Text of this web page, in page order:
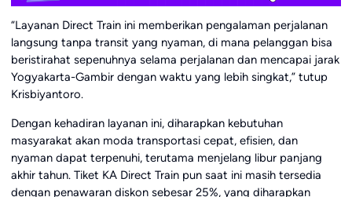
“Layanan Direct Train ini memberikan pengalaman perjalanan
langsung tanpa transit yang nyaman, di mana pelanggan bisa
beristirahat sepenuhnya selama perjalanan dan mencapai jarak
Yogyakarta-Gambir dengan waktu yang lebih singkat,” tutup
Krisbiyantoro.
Dengan kehadiran layanan ini, diharapkan kebutuhan
masyarakat akan moda transportasi cepat, efisien, dan
nyaman dapat terpenuhi, terutama menjelang libur panjang
akhir tahun. Tiket KA Direct Train pun saat ini masih tersedia
dengan penawaran diskon sebesar 25%, yang diharapkan